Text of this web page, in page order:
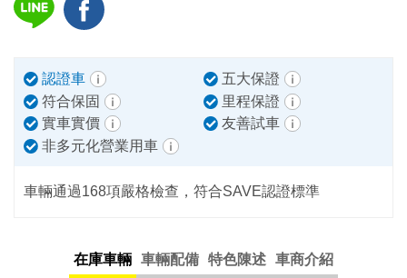
認證車
五大保證
符合保固
里程保證
實車實價
友善試車
非多元化營業用車
車輛通過168項嚴格檢查，符合SAVE認證標準
在庫車輛 車輛配備 特色陳述 車商介紹